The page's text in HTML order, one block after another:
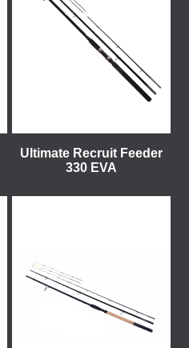
Ultimate Recruit Feeder
330 EVA